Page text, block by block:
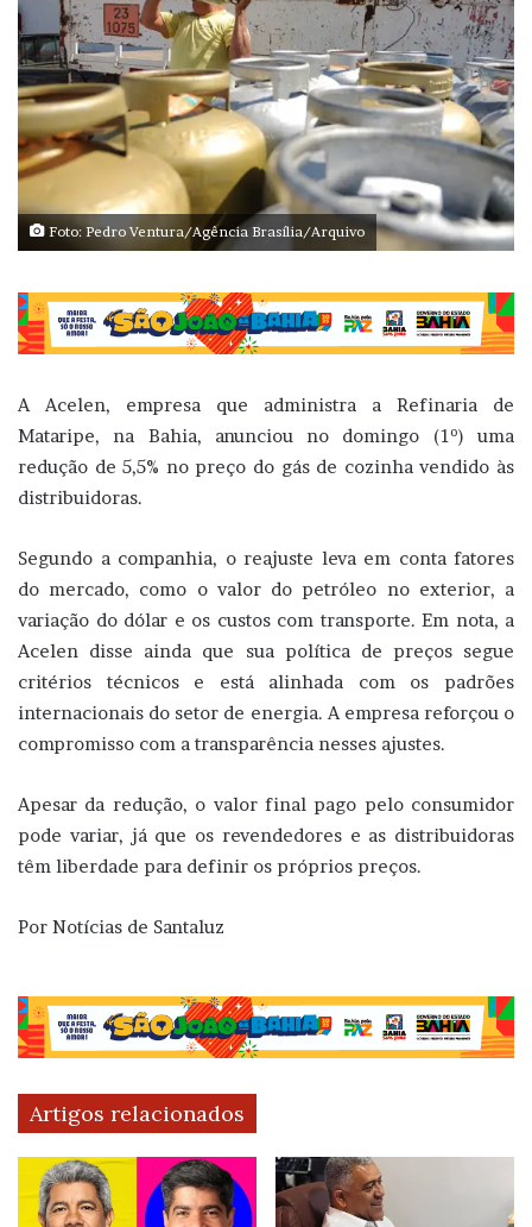
Foto: Pedro Ventura/Agência Brasília/Arquivo
A Acelen, empresa que administra a Refinaria de
Mataripe, na Bahia, anunciou no domingo (1º) uma
redução de 5,5% no preço do gás de cozinha vendido às
distribuidoras.
Segundo a companhia, o reajuste leva em conta fatores
do mercado, como o valor do petróleo no exterior, a
variação do dólar e os custos com transporte. Em nota, a
Acelen disse ainda que sua política de preços segue
critérios técnicos e está alinhada com os padrões
internacionais do setor de energia. A empresa reforçou o
compromisso com a transparência nesses ajustes.
Apesar da redução, o valor final pago pelo consumidor
pode variar, já que os revendedores e as distribuidoras
têm liberdade para definir os próprios preços.
Por Notícias de Santaluz
Artigos relacionados